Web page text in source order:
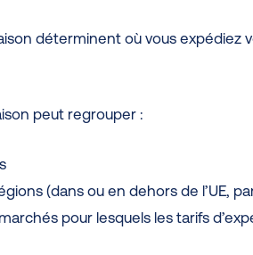
déterminent où vous expédiez
peut regrouper :
(dans ou en dehors de l’UE,
pour lesquels les tarifs